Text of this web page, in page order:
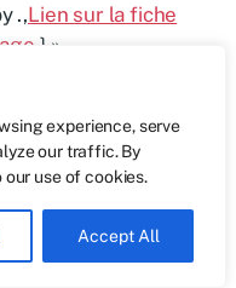
experience, serve
our traffic. By
use of cookies.
Accept All
.,Lien sur la fiche
.} »
.,
Poses
et Ruby/Nombres